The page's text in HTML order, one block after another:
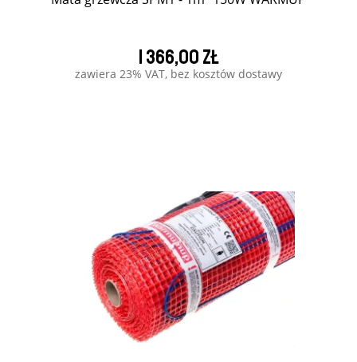
1 366,00 zł
zawiera 23% VAT, bez kosztów dostawy